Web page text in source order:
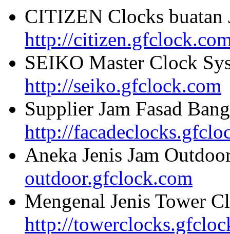
CITIZEN Clocks buatan
http://
SEIKO Master Clock
http://seiko.gfclock.com
Supplier Jam Fasad
http://
Aneka Jenis Jam
outdoor.gfclock.com
Mengenal Jenis Tower
http://